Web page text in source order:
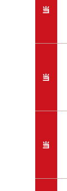
当
当
当